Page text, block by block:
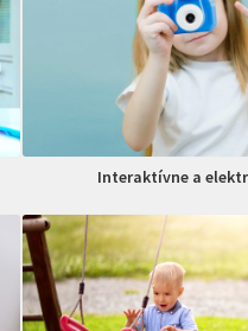
Interaktívne a